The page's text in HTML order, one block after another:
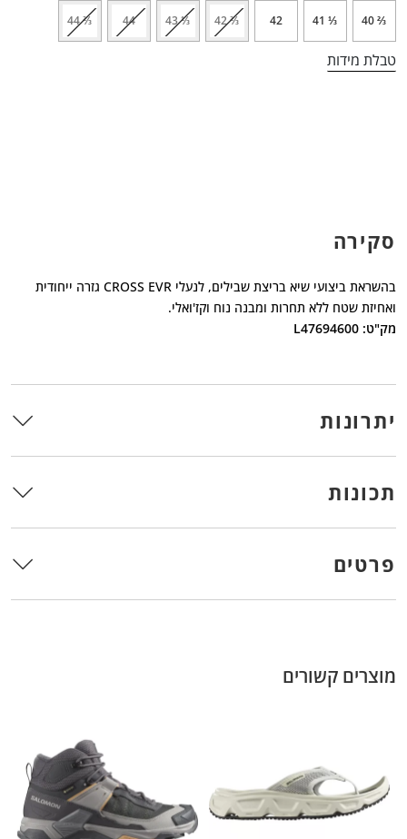
⅔ 40
⅓ 41
42
⅔ 42
⅓ 43
44
⅔ 44
טבלת מידות
סקירה
בהשראת ביצועי שיא בריצת שבילים, לנעלי CROSS EVR גזרה ייחודית
ואחיזת שטח ללא תחרות ומבנה נוח וקז'ואלי.
מק"ט: L47694600
יתרונות
תכונות
פרטים
מוצרים קשורים